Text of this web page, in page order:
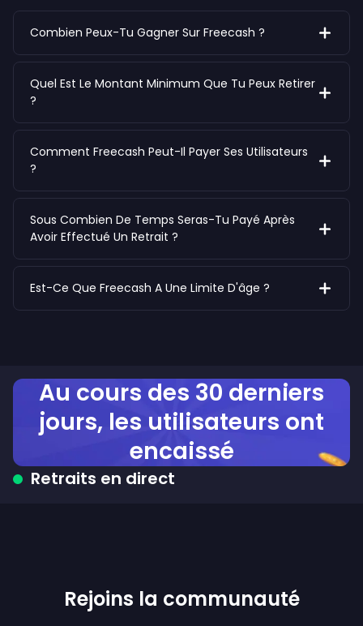
Combien Peux-Tu Gagner Sur Freecash ?
Quel Est Le Montant Minimum Que Tu Peux Retirer
?
Comment Freecash Peut-Il Payer Ses Utilisateurs
?
Sous Combien De Temps Seras-Tu Payé Après
Avoir Effectué Un Retrait ?
Est-Ce Que Freecash A Une Limite D'âge ?
Au cours des 30 derniers
jours, les utilisateurs ont
encaissé
Retraits en direct
Rejoins la communauté